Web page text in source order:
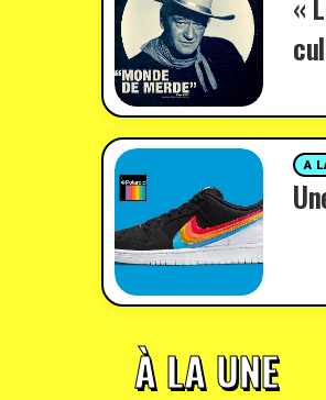
A
À LA UNE